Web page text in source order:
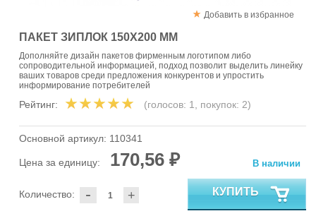
Добавить в избранное
ПАКЕТ ЗИПЛОК 150Х200 ММ
Дополняйте дизайн пакетов фирменным логотипом либо
сопроводительной информацией, подход позволит выделить линейку
ваших товаров среди предложения конкурентов и упростить
информирование потребителей
Рейтинг: (голосов: 1, покупок: 2)
Основной артикул: 110341
Цена за единицу: 170,56 ₽
- +
Количество:
В наличии
КУПИТЬ